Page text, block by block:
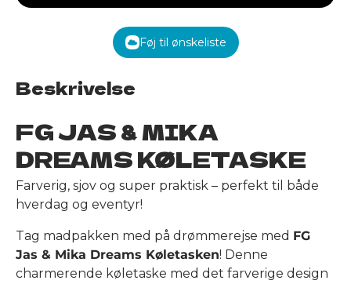
Føj til ønskeliste
Beskrivelse
FG JAS & MIKA
DREAMS KØLETASKE
Farverig, sjov og super praktisk – perfekt til både
hverdag og eventyr!
Tag madpakken med på drømmerejse med FG
Jas & Mika Dreams Køletasken! Denne
charmerende køletaske med det farverige design